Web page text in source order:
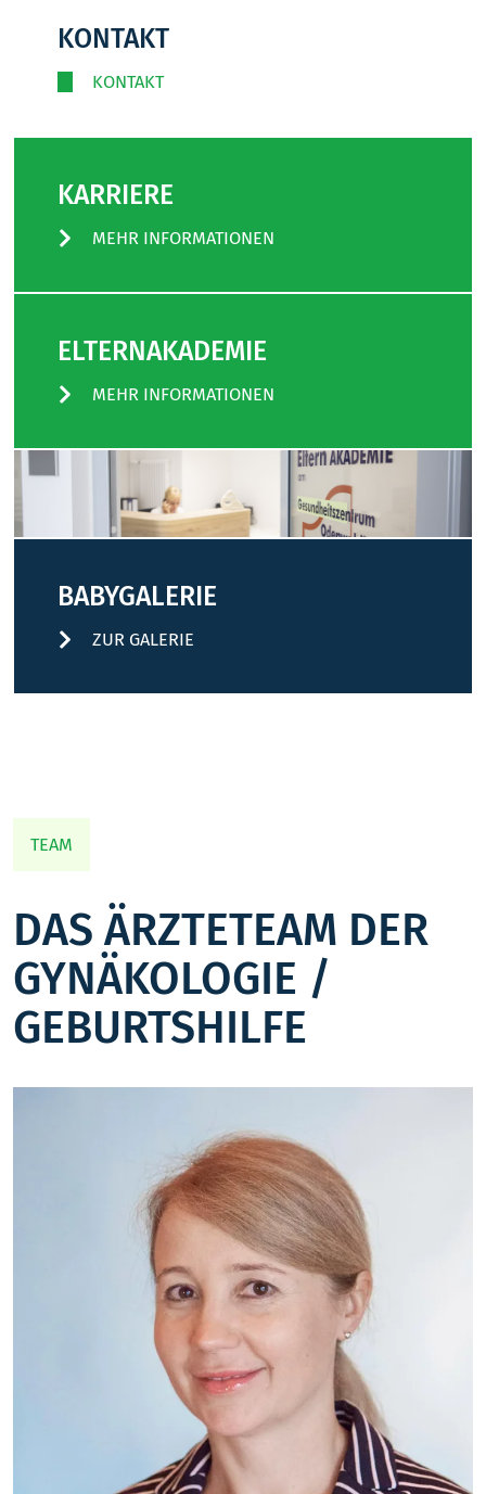
KONTAKT
KONTAKT
KARRIERE
MEHR INFORMATIONEN
ELTERNAKADEMIE
MEHR INFORMATIONEN
BABYGALERIE
ZUR GALERIE
TEAM
DAS ÄRZTETEAM DER
GYNÄKOLOGIE /
GEBURTSHILFE